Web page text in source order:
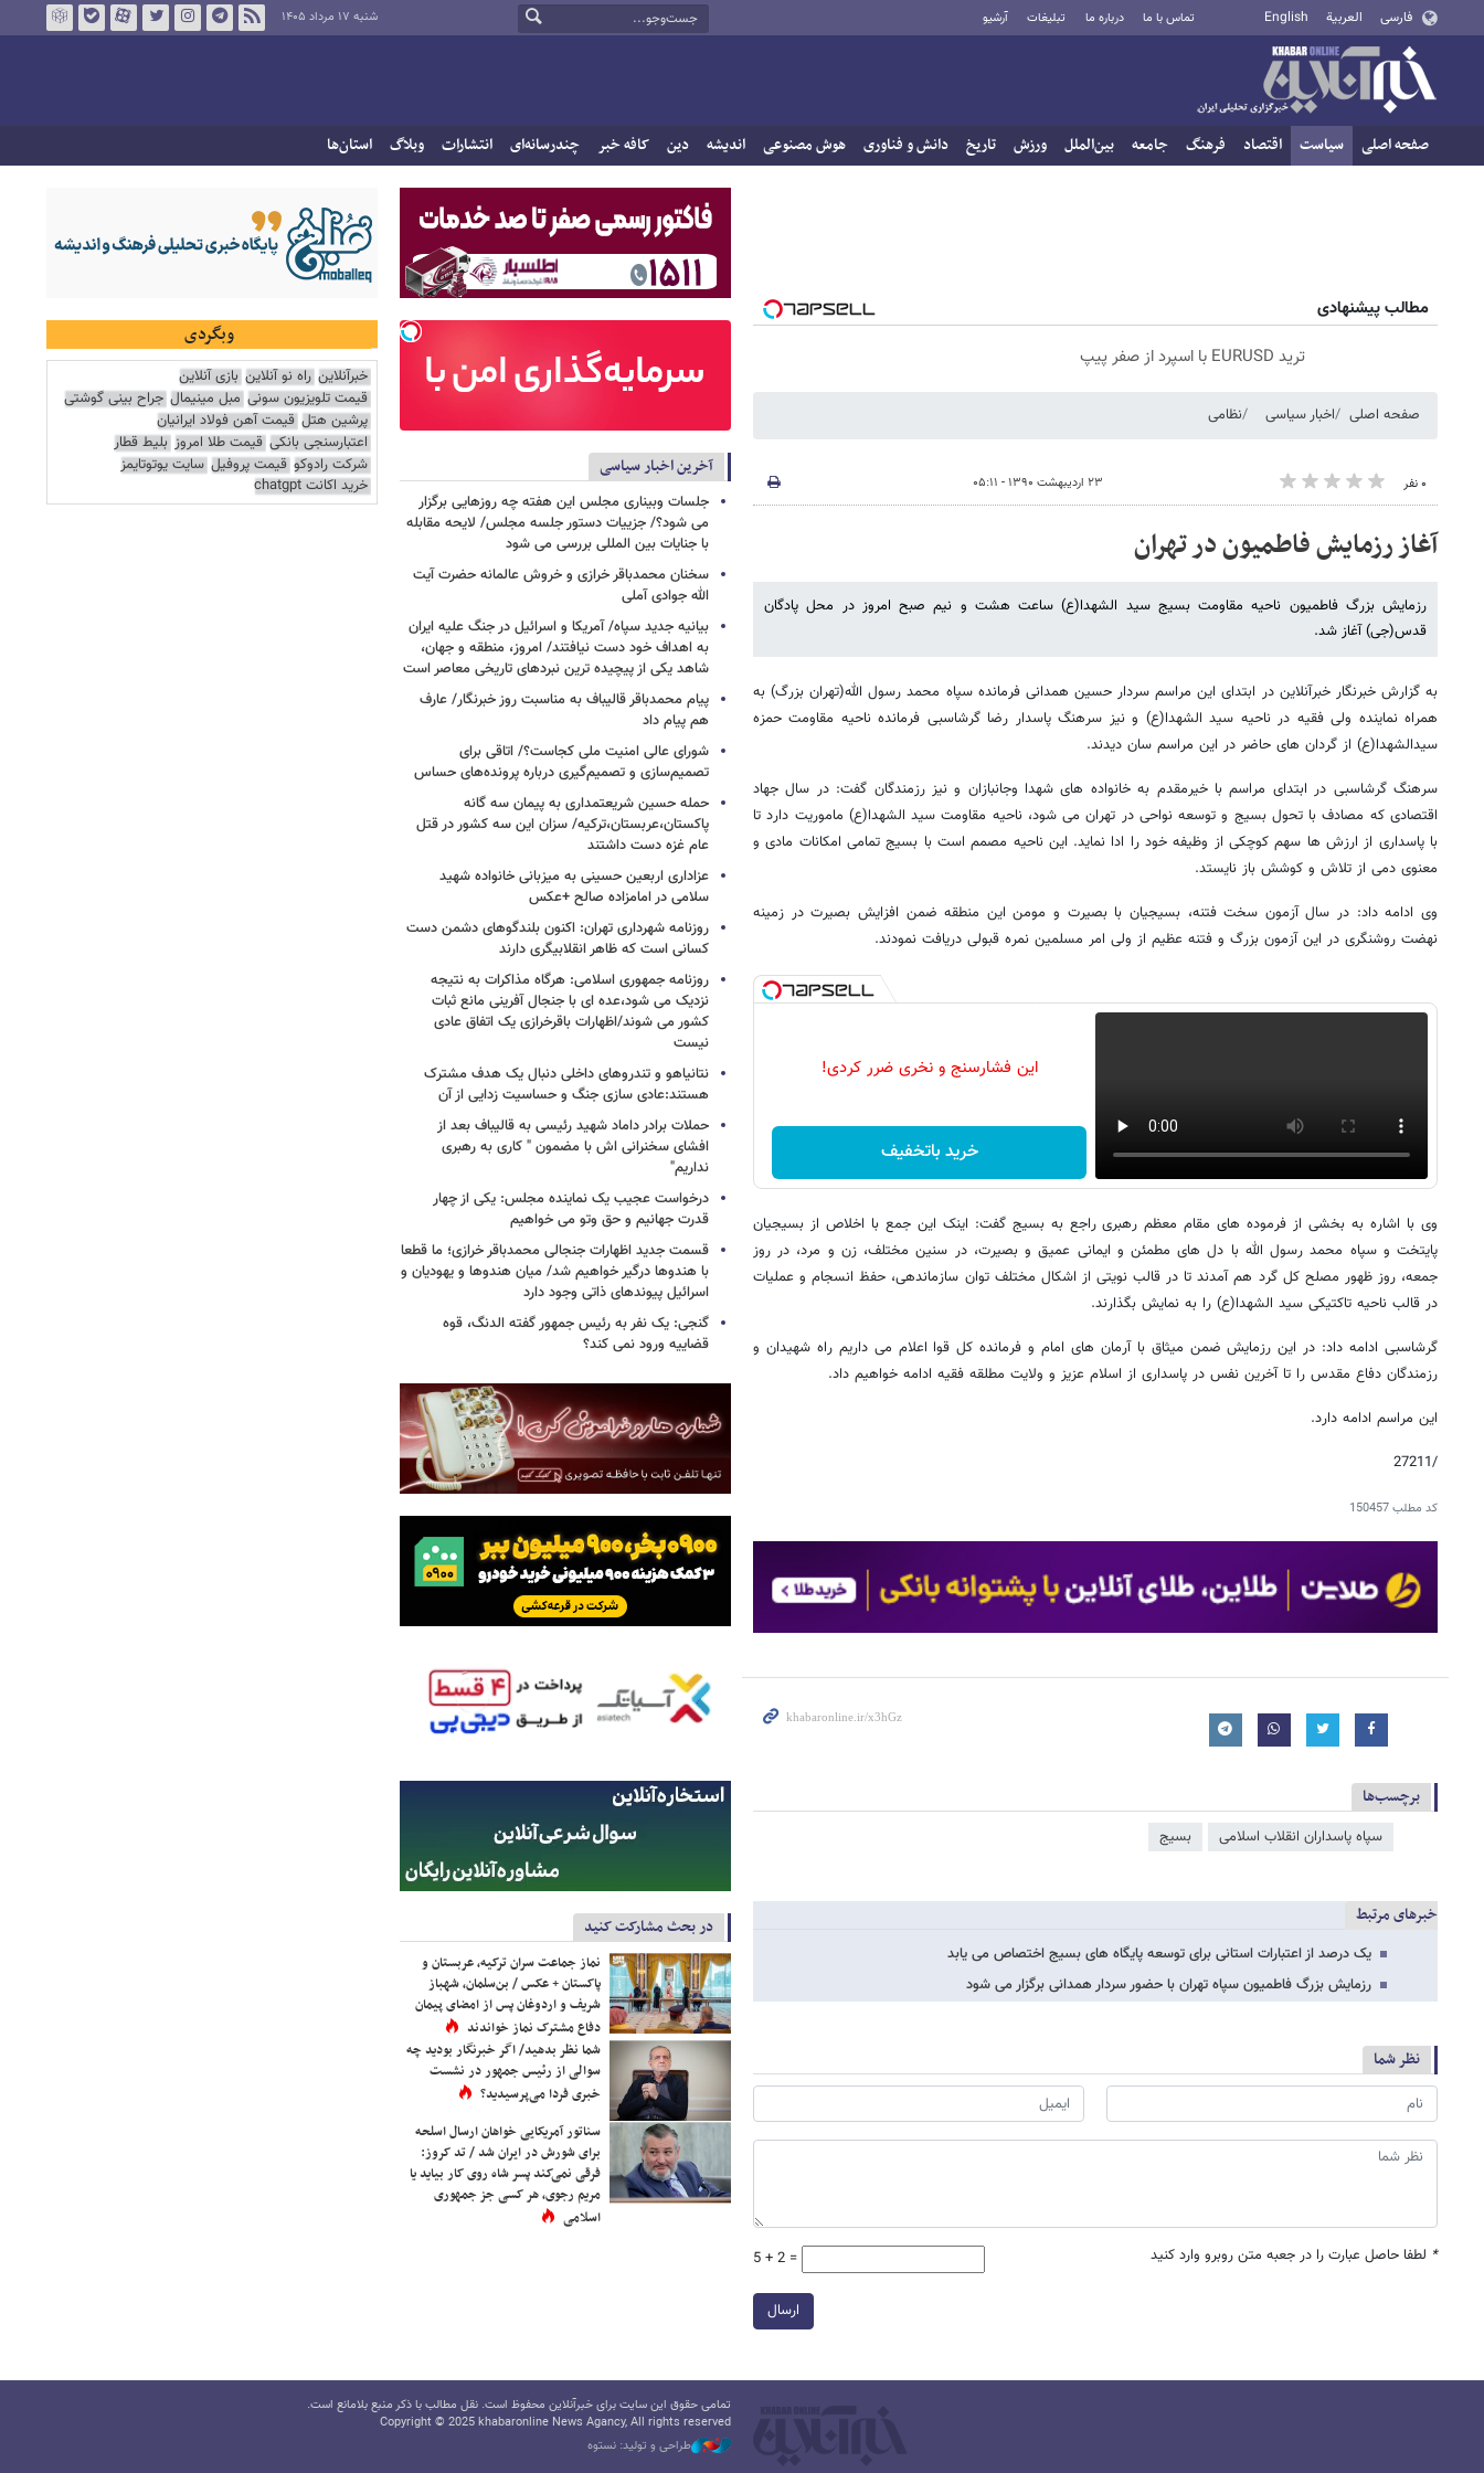
فارسی العربية English تماس با ما درباره ما تبلیغات آرشیو شنبه ۱۷ مرداد ۱۴۰۵
صفحه اصلی سیاست اقتصاد فرهنگ جامعه بین‌الملل ورزش تاریخ دانش و فناوری هوش مصنوعی اندیشه دین کافه خبر چندرسانه‌ای انتشارات وبلاگ استان‌ها
مطالب پیشنهادی
ترید EURUSD با اسپرد از صفر پیپ
صفحه اصلی اخبار سیاسی نظامی
۰ نفر ۲۳ اردیبهشت ۱۳۹۰ - ۰۵:۱۱
آغاز رزمایش فاطمیون در تهران
رزمایش بزرگ فاطمیون ناحیه مقاومت بسیج سید الشهدا(ع) ساعت هشت و نیم صبح امروز در محل پادگان
قدس(جی) آغاز شد.
به گزارش خبرنگار خبرآنلاین در ابتدای این مراسم سردار حسین همدانی فرمانده سپاه محمد رسول الله(تهران بزرگ) به
همراه نماینده ولی فقیه در ناحیه سید الشهدا(ع) و نیز سرهنگ پاسدار رضا گرشاسبی فرمانده ناحیه مقاومت حمزه
سیدالشهدا(ع) از گردان های حاضر در این مراسم سان دیدند.
سرهنگ گرشاسبی در ابتدای مراسم با خیرمقدم به خانواده های شهدا وجانبازان و نیز رزمندگان گفت: در سال جهاد
اقتصادی که مصادف با تحول بسیج و توسعه نواحی در تهران می شود، ناحیه مقاومت سید الشهدا(ع) ماموریت دارد تا
با پاسداری از ارزش ها سهم کوچکی از وظیفه خود را ادا نماید. این ناحیه مصمم است با بسیج تمامی امکانات مادی و
معنوی دمی از تلاش و کوشش باز نایستد.
وی ادامه داد: در سال آزمون سخت فتنه، بسیجیان با بصیرت و مومن این منطقه ضمن افزایش بصیرت در زمینه
نهضت روشنگری در این آزمون بزرگ و فتنه عظیم از ولی امر مسلمین نمره قبولی دریافت نمودند.
این فشارسنج و نخری ضرر کردی!
خرید باتخفیف
وی با اشاره به بخشی از فرموده های مقام معظم رهبری راجع به بسیج گفت: اینک این جمع با اخلاص از بسیجیان
پایتخت و سپاه محمد رسول الله با دل های مطمئن و ایمانی عمیق و بصیرت، در سنین مختلف، زن و مرد، در روز
جمعه، روز ظهور مصلح کل گرد هم آمدند تا در قالب نویتی از اشکال مختلف توان سازماندهی، حفظ انسجام و عملیات
در قالب ناحیه تاکتیکی سید الشهدا(ع) را به نمایش بگذارند.
گرشاسبی ادامه داد: در این رزمایش ضمن میثاق با آرمان های امام و فرمانده کل قوا اعلام می داریم راه شهیدان و
رزمندگان دفاع مقدس را تا آخرین نفس در پاسداری از اسلام عزیز و ولایت مطلقه فقیه ادامه خواهیم داد.
این مراسم ادامه دارد.
/27211
کد مطلب150457
برچسب‌ها
سپاه پاسداران انقلاب اسلامی بسیج
خبرهای مرتبط
یک درصد از اعتبارات استانی برای توسعه پایگاه های بسیج اختصاص می یابد
رزمایش بزرگ فاطمیون سپاه تهران با حضور سردار همدانی برگزار می شود
نظر شما
* لطفا حاصل عبارت را در جعبه متن روبرو وارد کنید 5 + 2 =
ارسال
آخرین اخبار سیاسی
جلسات وبیناری مجلس این هفته چه روزهایی برگزار
می شود؟/ جزییات دستور جلسه مجلس/ لایحه مقابله
با جنایات بین المللی بررسی می شود
سخنان محمدباقر خرازی و خروش عالمانه حضرت آیت
الله جوادی آملی
بیانیه جدید سپاه/ آمریکا و اسرائیل در جنگ علیه ایران
به اهداف خود دست نیافتند/ امروز، منطقه و جهان،
شاهد یکی از پیچیده ترین نبردهای تاریخی معاصر است
پیام محمدباقر قالیباف به مناسبت روز خبرنگار/ عارف
هم پیام داد
شورای عالی امنیت ملی کجاست؟/ اتاقی برای
تصمیم‌سازی و تصمیم‌گیری درباره پرونده‌های حساس
حمله حسین شریعتمداری به پیمان سه گانه
پاکستان،عربستان،ترکیه/ سزان این سه کشور در قتل
عام غزه دست داشتند
عزاداری اربعین حسینی به میزبانی خانواده شهید
سلامی در امامزاده صالح +عکس
روزنامه شهرداری تهران: اکنون بلندگوهای دشمن دست
کسانی است که ظاهر انقلابیگری دارند
روزنامه جمهوری اسلامی: هرگاه مذاکرات به نتیجه
نزدیک می شود،عده ای با جنجال آفرینی مانع ثبات
کشور می شوند/اظهارات باقرخرازی یک اتفاق عادی
نیست
نتانیاهو و تندروهای داخلی دنبال یک هدف مشترک
هستند:عادی سازی جنگ و حساسیت زدایی از آن
حملات برادر داماد شهید رئیسی به قالیباف بعد از
افشای سخنرانی اش با مضمون " کاری به رهبری
نداریم"
درخواست عجیب یک نماینده مجلس: یکی از چهار
قدرت جهانیم و حق وتو می خواهیم
قسمت جدید اظهارات جنجالی محمدباقر خرازی؛ ما قطعا
با هندوها درگیر خواهیم شد/ میان هندوها و یهودیان و
اسرائیل پیوندهای ذاتی وجود دارد
گنجی: یک نفر به رئیس جمهور گفته الدنگ، قوه
قضاییه ورود نمی کند؟
در بحث مشارکت کنید
نماز جماعت سران ترکیه، عربستان و
پاکستان + عکس / بن‌سلمان، شهباز
شریف و اردوغان پس از امضای پیمان
دفاع مشترک نماز خواندند
شما نظر بدهید/ اگر خبرنگار بودید چه
سوالی از رئیس جمهور در نشست
خبری فردا می‌پرسیدید؟
سناتور آمریکایی خواهان ارسال اسلحه
برای شورش در ایران شد / تد کروز:
فرقی نمی‌کند پسر شاه روی کار بیاید یا
مریم رجوی، هر کسی جز جمهوری
اسلامی
وبگردی
خبرآنلاین راه نو آنلاین بازی آنلاین
قیمت تلویزیون سونی مبل مینیمال جراح بینی گوشتی
پرشین هتل قیمت آهن فولاد ایرانیان
اعتبارسنجی بانکی قیمت طلا امروز بلیط قطار
شرکت رادوکو قیمت پروفیل سایت یوتوتایمز
خرید اکانت chatgpt
تمامی حقوق این سایت برای خبرآنلاین محفوظ است. نقل مطالب با ذکر منبع بلامانع است.
Copyright © 2025 khabaronline News Agancy, All rights reserved
طراحی و تولید: نستوه